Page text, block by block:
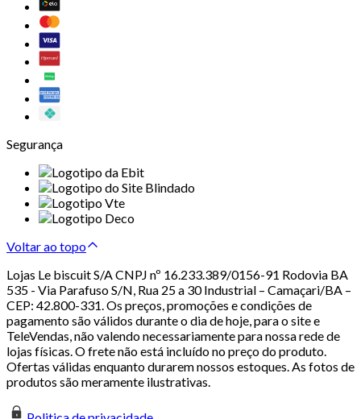
Segurança
Voltar ao topo
Lojas Le biscuit S/A CNPJ nº 16.233.389/0156-91 Rodovia BA
535 - Via Parafuso S/N, Rua 25 a 30 Industrial – Camaçari/BA –
CEP: 42.800-331. Os preços, promoções e condições de
pagamento são válidos durante o dia de hoje, para o site e
TeleVendas, não valendo necessariamente para nossa rede de
lojas físicas. O frete não está incluído no preço do produto.
Ofertas válidas enquanto durarem nossos estoques. As fotos de
produtos são meramente ilustrativas.